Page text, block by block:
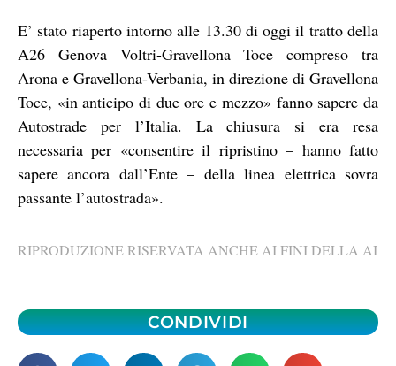
E’ stato riaperto intorno alle 13.30 di oggi il tratto della
A26 Genova Voltri-Gravellona Toce compreso tra
Arona e Gravellona-Verbania, in direzione di Gravellona
Toce, «in anticipo di due ore e mezzo» fanno sapere da
Autostrade per l’Italia. La chiusura si era resa
necessaria per «consentire il ripristino – hanno fatto
sapere ancora dall’Ente – della linea elettrica sovra
passante l’autostrada».
RIPRODUZIONE RISERVATA ANCHE AI FINI DELLA AI
CONDIVIDI